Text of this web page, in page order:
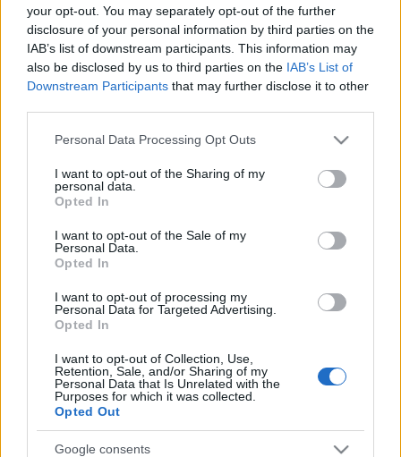
your opt-out. You may separately opt-out of the further
disclosure of your personal information by third parties on the
IAB’s list of downstream participants. This information may
also be disclosed by us to third parties on the IAB’s List of
Downstream Participants that may further disclose it to other
Please note that this website/app uses one or more Google
not limited to your visit or usage behaviour. You may click to
grant or deny consent to Google and its third-party tags to
use your data for below specified purposes in below Google
consent section.
Personal Data Processing Opt Outs
I want to opt-out of the Sharing of my
personal data.
Opted In
I want to opt-out of the Sale of my
Personal Data.
Opted In
I want to opt-out of processing my
Personal Data for Targeted Advertising.
Opted In
I want to opt-out of Collection, Use,
Retention, Sale, and/or Sharing of my
Personal Data that Is Unrelated with the
Purposes for which it was collected.
Opted Out
Google consents
bérlettel több mint 600 alkalommal szálltam
metróra és még legalább 900 alkalommal
buszra/villamosra. Összesen 12 alkalommal
vették észre. 4-szer a 2-es metrónál egy idős
körülbelül 60 éves hölgy, aki még a diák
igazolványomat is elkérte, hogy ellenőrizze
többi az elől felszállós buszoknál.
Az egész ott kezdődött, hogy unatkoztam
irodalom órán, mert mi mást csinálnánk
Osztálytársakkal kitaláltuk, hogy játszunk
kicsit a kallerokkal, hogy megszívatjuk őket,
mert úgy is észreveszik, mi meg majd
előkapjuk az igazi bérletet és vigyorgunk.
De annyira megzavart minket, hogy gond
nélkül jártunk-keltünk vele, hogy
felmérésbe kezdtem.